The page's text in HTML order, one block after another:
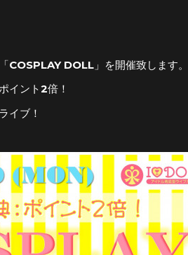
COSPLAY DOLL」を開催致します。
イント2倍！
イブ！